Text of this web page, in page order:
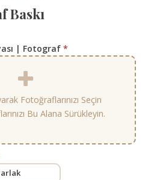
Baskı
| Fotograf *
Fotoğraflarınızı Seçin
Bu Alana Sürükleyin.